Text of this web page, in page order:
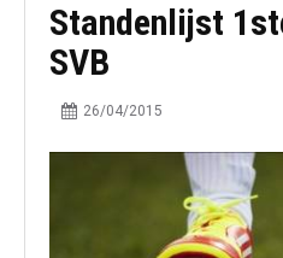
Standenlijst
SVB
26/04/2015